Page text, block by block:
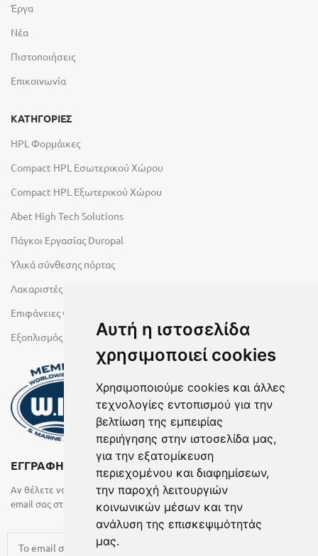
Αυτή η ιστοσελίδα
χρησιμοποιεί cookies
Χρησιμοποιούμε cookies και άλλες
τεχνολογίες εντοπισμού για την
βελτίωση της εμπειρίας
περιήγησης στην ιστοσελίδα μας,
για την εξατομίκευση
περιεχομένου και διαφημίσεων,
την παροχή λειτουργιών
κοινωνικών μέσων και την
ανάλυση της επισκεψιμότητάς
μας.
Έργα
Νέα
Πιστοποιήσεις
Επικοινωνία
ΚΑΤΗΓΟΡΙΕΣ
HPL Φορμάικες
Compact HPL Εσωτερικού Χώρου
Compact HPL Εξωτερικού Χώρου
Abet High Tech Solutions
Πάγκοι Εργασίας Duropal
Υλικά σύνθεσης πόρτας
Λακαριστές επιφάνειες Primeboard
Επιφάνειες Φυσικών Πετρωμάτων
Εξοπλισμός Υγρών Χώρων
ΕΓΓΡΑΦΗ ΣΤΟ NEWSLETTER
Αν θέλετε να λαμβάνετε ενημερωτικά email συμπληρώστε το
email σας στην παρακάτω φόρμα